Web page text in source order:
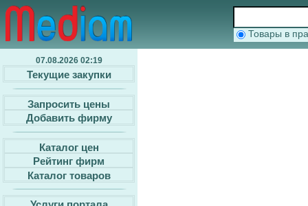
Товары в
07.08.2026 02:19
Текущие закупки
Запросить цены
Добавить фирму
Каталог цен
Рейтинг фирм
Каталог товаров